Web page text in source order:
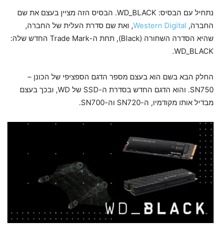
נתחיל עם הבסיס: WD_BLACK. הבסיס הזה מציין בעצם את שם
החברה, Western Digital, ואת שם סדרת העלית של החברה,
שהיא הסדרה השחורה (Black), תחת ה-Trade Mark החדש שלה:
WD_BLACK.
החלק הבא בשם הוא בעצם מספר הדגם הספציפי של הכונן –
SN750. והוא הדגם החדש בסדרת ה-SSD של WD, ובכך בעצם
מבדיל אותו מקודמיו, ה-SN720 וה-SN700.